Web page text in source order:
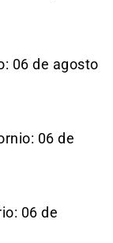
06 de agosto
06 de
06 de